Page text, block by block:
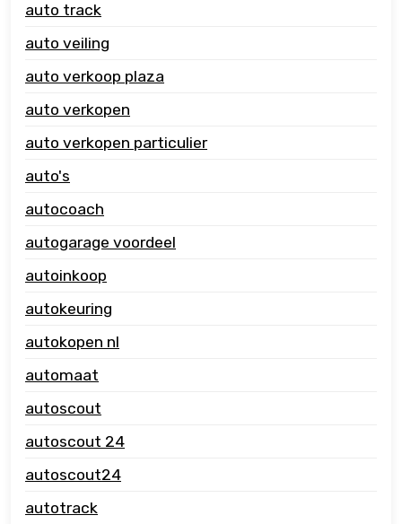
auto track
auto veiling
auto verkoop plaza
auto verkopen
auto verkopen particulier
auto's
autocoach
autogarage voordeel
autoinkoop
autokeuring
autokopen nl
automaat
autoscout
autoscout 24
autoscout24
autotrack